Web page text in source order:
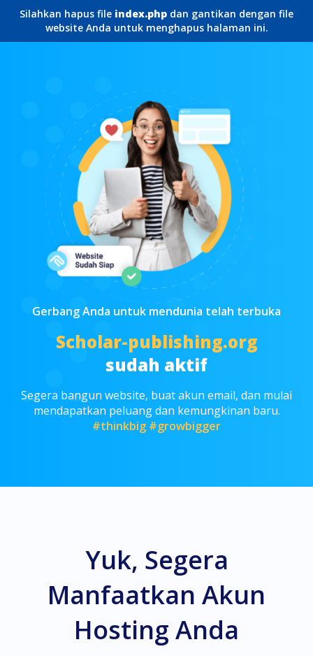
Silahkan hapus file index.php dan gantikan dengan file
website Anda untuk menghapus halaman ini.
Gerbang Anda untuk mendunia telah terbuka
Scholar-publishing.org
sudah aktif
Segera bangun website, buat akun email, dan mulai
mendapatkan peluang dan kemungkinan baru.
#thinkbig #growbigger
Yuk, Segera
Manfaatkan Akun
Hosting Anda